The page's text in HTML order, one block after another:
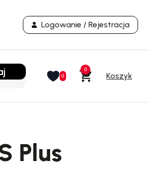
Logowanie / Rejestracja
0
0
Plus